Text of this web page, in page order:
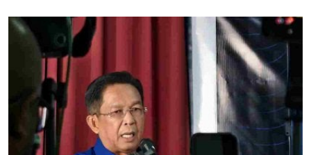
jika kerjasama...